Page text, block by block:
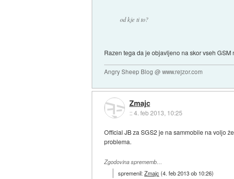
od kje ti to?
Razen tega da je objavljeno na skor vseh GSM
Angry Sheep Blog @ www.rejzor.com
Zmajc
::4. feb 2013, 10:25
Official JB za SGS2 je na sammobile na voljo
problema.
Zgodovina sprememb…
spremenil:Zmajc(4. feb 2013 ob 10:26)